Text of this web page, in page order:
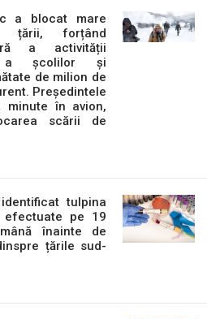
a blocat mare
țării, forțând
a activității
a școlilor și
de milion de
Președintele
în avion,
scării de
tulpina
efectuate pe 19
înainte de
țările sud-